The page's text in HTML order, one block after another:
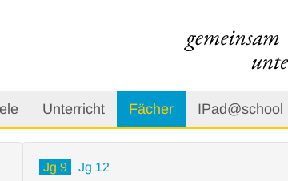
Unterricht Fächer IPad@school
Jg 9
Jg 12